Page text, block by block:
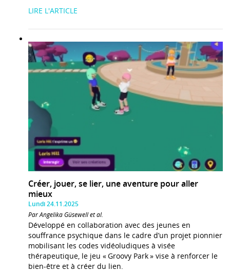
LIRE L'ARTICLE
Créer, jouer, se lier, une aventure pour aller
mieux
Lundi 24.11.2025
Par Angelika Güsewell et al.
Développé en collaboration avec des jeunes en
souffrance psychique dans le cadre d’un projet pionnier
mobilisant les codes vidéoludiques à visée
thérapeutique, le jeu « Groovy Park » vise à renforcer le
bien-être et à créer du lien.